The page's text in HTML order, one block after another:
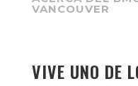
VANCOUVER
VIVE UNO DE